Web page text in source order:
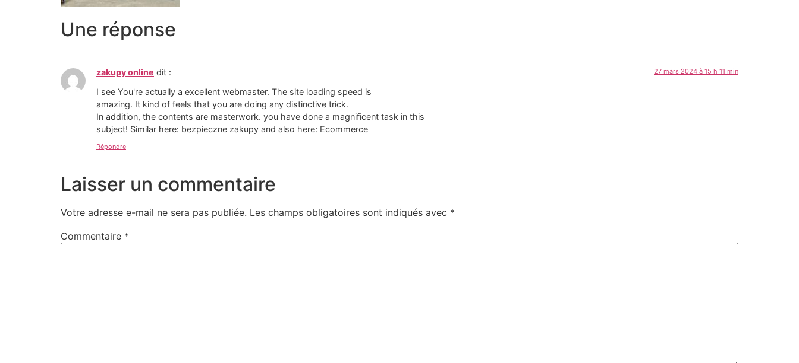
Une réponse
zakupy online dit : 27 mars 2024 à 15 h 11 min
I see You're actually a excellent webmaster. The site loading speed is
amazing. It kind of feels that you are doing any distinctive trick.
In addition, the contents are masterwork. you have done a magnificent task in this
subject! Similar here: bezpieczne zakupy and also here: Ecommerce
Répondre
Laisser un commentaire
Votre adresse e-mail ne sera pas publiée. Les champs obligatoires sont indiqués avec *
Commentaire *